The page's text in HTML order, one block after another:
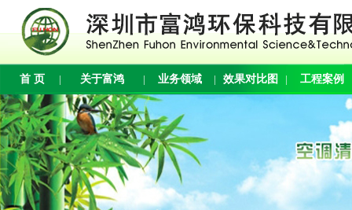
首 页 | 关于富鸿 | 业务领域 | 效果对比图 | 工程案例